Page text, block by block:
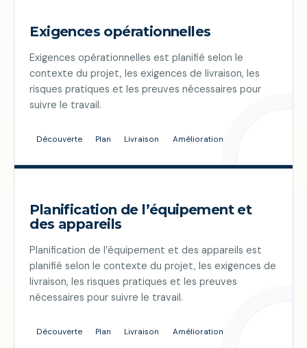
Exigences opérationnelles
Exigences opérationnelles est planifié selon le
contexte du projet, les exigences de livraison, les
risques pratiques et les preuves nécessaires pour
suivre le travail.
Découverte Plan Livraison Amélioration
Planification de l’équipement et
des appareils
Planification de l’équipement et des appareils est
planifié selon le contexte du projet, les exigences de
livraison, les risques pratiques et les preuves
nécessaires pour suivre le travail.
Découverte Plan Livraison Amélioration